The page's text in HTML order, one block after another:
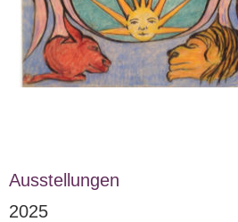
Ausstellungen
2025